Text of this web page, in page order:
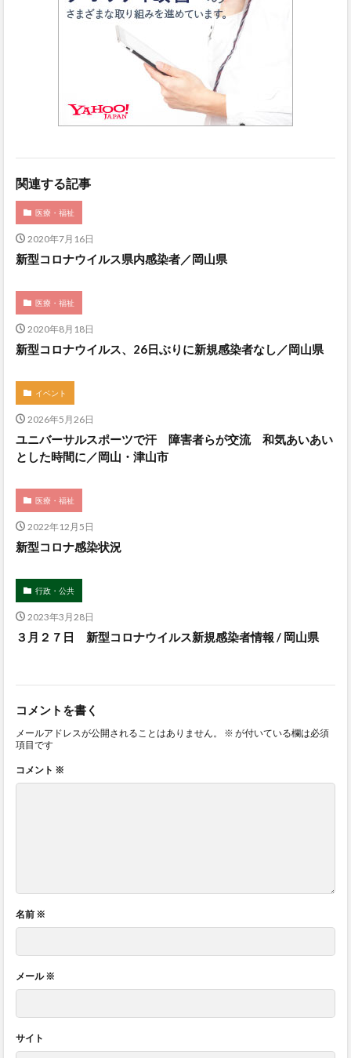
関連する記事
医療・福祉
2020年7月16日
新型コロナウイルス県内感染者／岡山県
医療・福祉
2020年8月18日
新型コロナウイルス、26日ぶりに新規感染者なし／岡山県
イベント
2026年5月26日
ユニバーサルスポーツで汗 障害者らが交流 和気あいあい
とした時間に／岡山・津山市
医療・福祉
2022年12月5日
新型コロナ感染状況
行政・公共
2023年3月28日
３月２７日 新型コロナウイルス新規感染者情報 / 岡山県
コメントを書く
メールアドレスが公開されることはありません。 ※ が付いている欄は必須
項目です
コメント ※
名前 ※
メール※
サイト